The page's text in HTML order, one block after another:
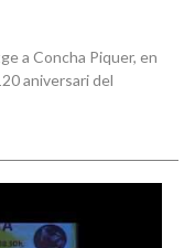
a Concha Piquer, en
aniversari del